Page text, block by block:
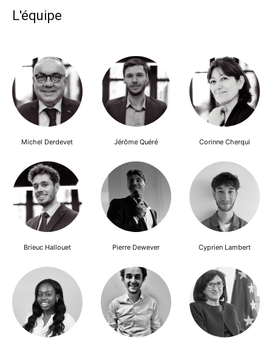
L'équipe
Michel Derdevet Jérôme Quéré Corinne Cherqui
Brieuc Hallouet Pierre Dewever Cyprien Lambert